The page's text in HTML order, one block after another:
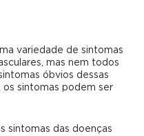
variedade de sintomas
mas nem todos
óbvios dessas
os sintomas podem ser
sintomas das doenças